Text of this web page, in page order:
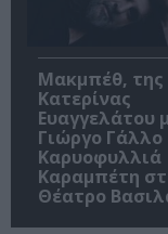
Μακμπέθ, της
Κατερίνας
Ευαγγελάτου
Γιώργο Γάλλο
Καρυοφυλλιά
Καραμπέτη
Θέατρο